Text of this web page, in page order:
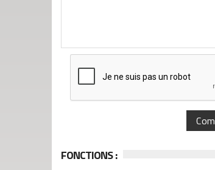
FONCTIONS :